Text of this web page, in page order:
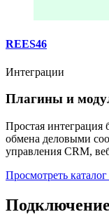
REES46
Интеграции
Плагины и
Простая интеграция
обмена деловыми
управления CRM,
Просмотреть